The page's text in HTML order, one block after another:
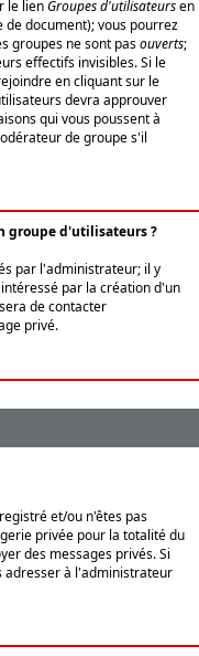
le lienGroupes d'utilisateursen
de document); vous pourrez
groupes ne sont pasouverts;
effectifs invisibles. Si le
en cliquant sur le
devra approuver
qui vous poussent à
de groupe s'il
groupe d'utilisateurs ?
par l'administrateur; il y
par la création d'un
de contacter
privé.
et/ou n'êtes pas
privée pour la totalité du
des messages privés. Si
adresser à l'administrateur